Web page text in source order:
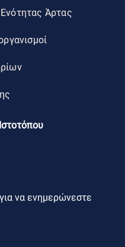
Άρτας
να ενημερώνεστε